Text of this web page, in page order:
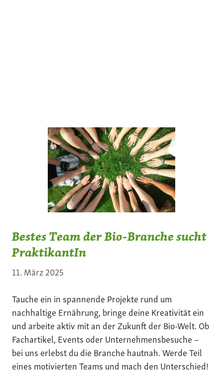
Bestes Team der Bio-Branche sucht
PraktikantIn
11. März 2025
Tauche ein in spannende Projekte rund um
nachhaltige Ernährung, bringe deine Kreativität ein
und arbeite aktiv mit an der Zukunft der Bio-Welt. Ob
Fachartikel, Events oder Unternehmensbesuche –
bei uns erlebst du die Branche hautnah. Werde Teil
eines motivierten Teams und mach den Unterschied!